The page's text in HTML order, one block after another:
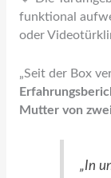
funktional
oder
„Seit der Box
Mutter von
„In